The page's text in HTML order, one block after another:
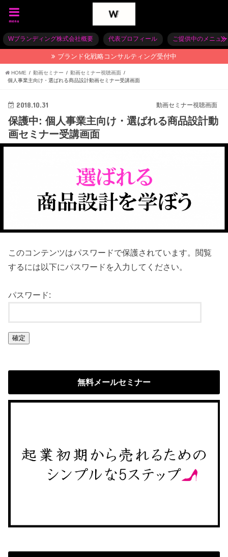
menu
Wブランディング株式会社概要 代表プロフィール ご提供中のメニュー
ブランド化戦略コンサルティング受付中
HOME 動画セミナー
動画セミナー視聴画面
個人事業主向け・選ばれる商品設計動画セミナー受講画面
動画セミナー視聴画面
2018.10.31
保護中: 個人事業主向け・選ばれる商品設計動
画セミナー受講画面
このコンテンツはパスワードで保護されています。閲覧
するには以下にパスワードを入力してください。
パスワード:
無料メールセミナー